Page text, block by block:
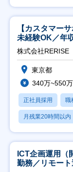
【カスタマー
未経験OK／年
株式会社RERISE
東京都
340万~550万
正社員採用 職
月残業20時間以内
ICT企画運用（
勤務／リモー